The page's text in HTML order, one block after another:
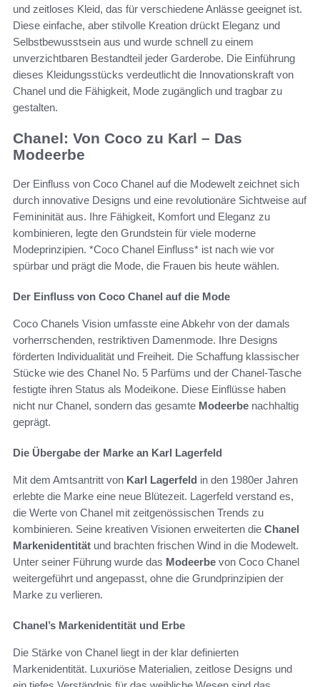
und zeitloses Kleid, das für verschiedene Anlässe geeignet ist.
Diese einfache, aber stilvolle Kreation drückt Eleganz und
Selbstbewusstsein aus und wurde schnell zu einem
unverzichtbaren Bestandteil jeder Garderobe. Die Einführung
dieses Kleidungsstücks verdeutlicht die Innovationskraft von
Chanel und die Fähigkeit, Mode zugänglich und tragbar zu
gestalten.
Chanel: Von Coco zu Karl – Das
Modeerbe
Der Einfluss von Coco Chanel auf die Modewelt zeichnet sich
durch innovative Designs und eine revolutionäre Sichtweise auf
Femininität aus. Ihre Fähigkeit, Komfort und Eleganz zu
kombinieren, legte den Grundstein für viele moderne
Modeprinzipien. *Coco Chanel Einfluss* ist nach wie vor
spürbar und prägt die Mode, die Frauen bis heute wählen.
Der Einfluss von Coco Chanel auf die Mode
Coco Chanels Vision umfasste eine Abkehr von der damals
vorherrschenden, restriktiven Damenmode. Ihre Designs
förderten Individualität und Freiheit. Die Schaffung klassischer
Stücke wie des Chanel No. 5 Parfüms und der Chanel-Tasche
festigte ihren Status als Modeikone. Diese Einflüsse haben
nicht nur Chanel, sondern das gesamte Modeerbe nachhaltig
geprägt.
Die Übergabe der Marke an Karl Lagerfeld
Mit dem Amtsantritt von Karl Lagerfeld in den 1980er Jahren
erlebte die Marke eine neue Blütezeit. Lagerfeld verstand es,
die Werte von Chanel mit zeitgenössischen Trends zu
kombinieren. Seine kreativen Visionen erweiterten die Chanel
Markenidentität und brachten frischen Wind in die Modewelt.
Unter seiner Führung wurde das Modeerbe von Coco Chanel
weitergeführt und angepasst, ohne die Grundprinzipien der
Marke zu verlieren.
Chanel’s Markenidentität und Erbe
Die Stärke von Chanel liegt in der klar definierten
Markenidentität. Luxuriöse Materialien, zeitlose Designs und